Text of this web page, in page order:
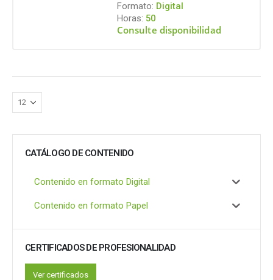
Formato: Digital
Horas: 50
Consulte disponibilidad
CATÁLOGO DE CONTENIDO
Contenido en formato Digital
Contenido en formato Papel
CERTIFICADOS DE PROFESIONALIDAD
Ver certificados